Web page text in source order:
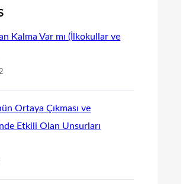
Kalma Var mı (İlkokullar ve
Ortaya Çıkması ve
Etkili Olan Unsurları